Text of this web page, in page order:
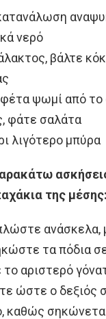
νερό
βάλτε
ψωμί από το
φάτε σαλάτα
λιγότερο μπύρα
της μέσης:
ανάσκελα,
τα πόδια
αριστερό
ώστε ο δεξιός
καθώς